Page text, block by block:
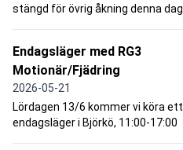
stängd för övrig åkning denna dag.
Endagsläger med RG3
Motionär/Fjädring
2026-05-21
Lördagen 13/6 kommer vi köra ett
endagsläger i Björkö, 11:00-17:00